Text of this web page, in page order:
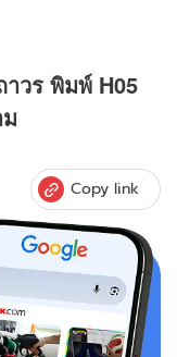
วร พิมพ์ H05
Copy link